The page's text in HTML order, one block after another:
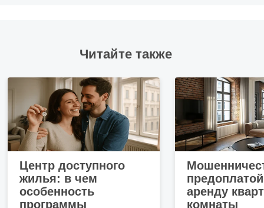
Читайте также
Центр доступного
жилья: в чем
особенность
программы
аренду
комнаты